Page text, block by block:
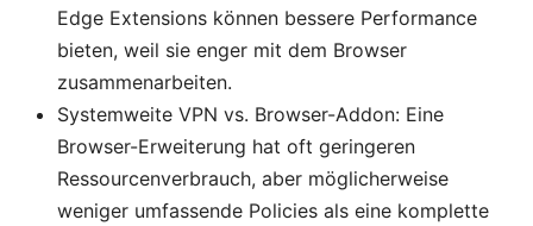
Edge Extensions können bessere Performance
bieten, weil sie enger mit dem Browser
zusammenarbeiten.
Systemweite VPN vs. Browser-Addon: Eine
Browser-Erweiterung hat oft geringeren
Ressourcenverbrauch, aber möglicherweise
weniger umfassende Policies als eine komplette